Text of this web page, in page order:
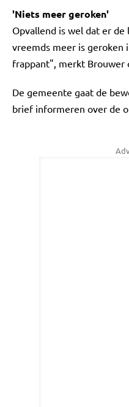
'Niets meer geroken'
Opvallend is wel dat er
vreemds meer is geroken
frappant", merkt
De gemeente gaat de
brief informeren over de